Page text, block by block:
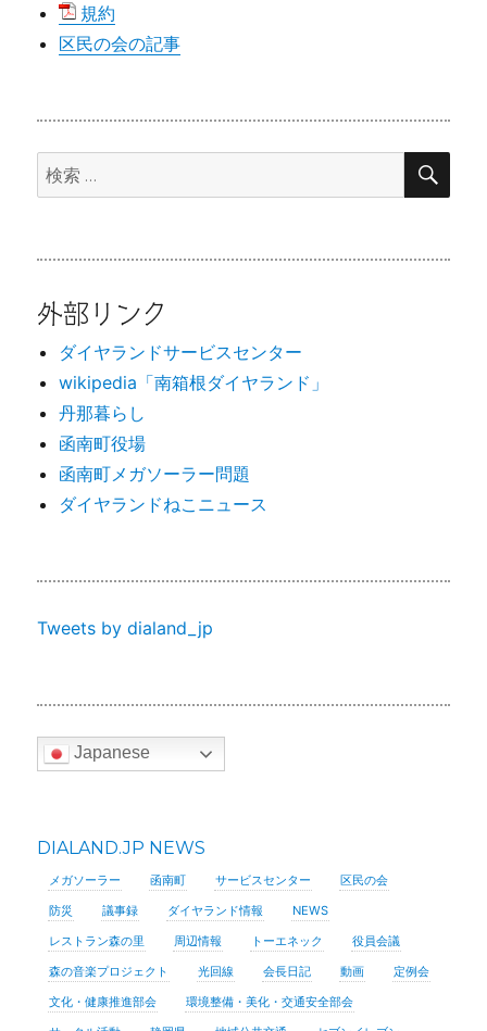
規約
区民の会の記事
検
索:
検
外部リンク
ダイヤランドサービスセンター
wikipedia「南箱根ダイヤランド」
丹那暮らし
函南町役場
函南町メガソーラー問題
ダイヤランドねこニュース
Tweets by dialand_jp
Japanese
DIALAND.JP NEWS
メガソーラー 函南町 サービスセンター
区民の会
防災
議事録 ダイヤランド情報
NEWS
レストラン森の里
周辺情報 トーエネック
役員会議
森の音楽プロジェクト
光回線 会長日記 動画
定例会
文化・健康推進部会
環境整備・美化・交通安全部会